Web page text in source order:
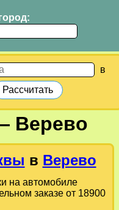
в
Верево
в Верево
на автомобиле
заказе от 18900